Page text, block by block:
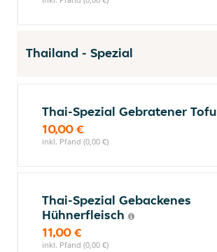
Thailand - Spezial
Thai-Spezial Gebratener Tofu
10,00 €
inkl. Pfand (0,00 €)
Thai-Spezial Gebackenes
Hühnerfleisch
11,00 €
inkl. Pfand (0,00 €)